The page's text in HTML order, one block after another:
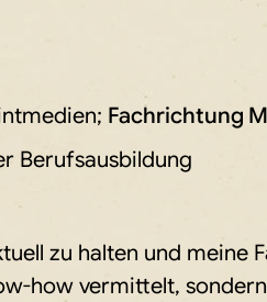
Fachrichtung
Berufsausbildung
zu halten und meine
how vermittelt,